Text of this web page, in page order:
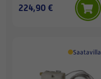
224,90 €
Saatavilla